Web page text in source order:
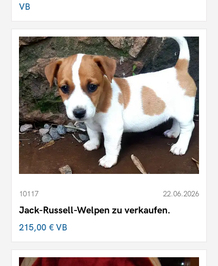
VB
10117 22.06.2026
Jack-Russell-Welpen zu verkaufen.
215,00 €VB